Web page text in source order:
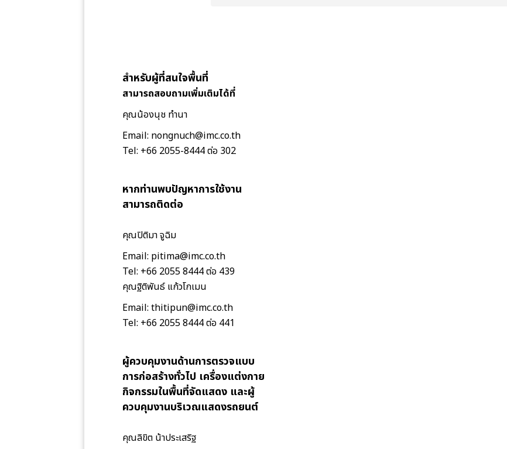
สำหรับผู้ที่สนใจพื้นที่
สามารถสอบถามเพิ่มเติมได้ที่
คุณน้องนุช ทำนา
Email: nongnuch@imc.co.th
Tel: +66 2055-8444 ต่อ 302
หากท่านพบปัญหาการใช้งาน
สามารถติดต่อ
คุณปิติมา จูฉิม
Email: pitima@imc.co.th
Tel: +66 2055 8444 ต่อ 439
คุณฐิติพันธ์ แก้วโกเมน
Email: thitipun@imc.co.th
Tel: +66 2055 8444 ต่อ 441
ผู้ควบคุมงานด้านการตรวจแบบ
การก่อสร้างทั่วไป เครื่องแต่งกาย
กิจกรรมในพื้นที่จัดแสดง และผู้
ควบคุมงานบริเวณแสดงรถยนต์
คุณลิขิต น้าประเสริฐ